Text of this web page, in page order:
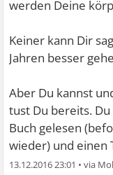
werden Deine
Keiner kann Dir
Jahren besser
Aber Du kannst
tust Du bereits.
Buch gelesen
wieder) und einen
13.12.2016 23:01 •